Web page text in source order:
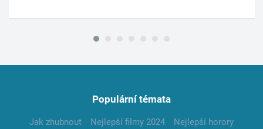
Populární témata
Jak zhubnout Nejlepší filmy 2024
Nejlepší horory